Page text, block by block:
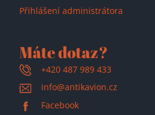
Přihlášení administrátora
Máte dotaz?
+420 487 989 433
info@antikavion.cz
Facebook